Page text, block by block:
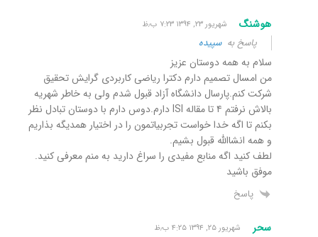
هوشنگ شهریور ۲۳, ۱۳۹۴ ۷:۲۳ ب٫ظ
پاسخ بهسپیده
سلام به همه دوستان عزیز
من امسال تصمیم دارم دکترا ریاضی کاربردی گرایش تحقیق
شرکت کنم.پارسال دانشگاه آزاد قبول شدم ولی به خاطر شهریه
بالاش نرفتم ۴ تا مقاله ISI دارم.دوس دارم با دوستان تبادل نظر
بکنم تا اگه خدا خواست تجربیاتمون را در اختیار همدیگه بذاریم
و همه انشاالله قبول بشیم.
لطف کنید اگه منابع مفیدی را سراغ دارید به منم معرفی کنید.
موفق باشید
پاسخ
سحر شهریور ۲۵, ۱۳۹۴ ۴:۲۵ ب٫ظ